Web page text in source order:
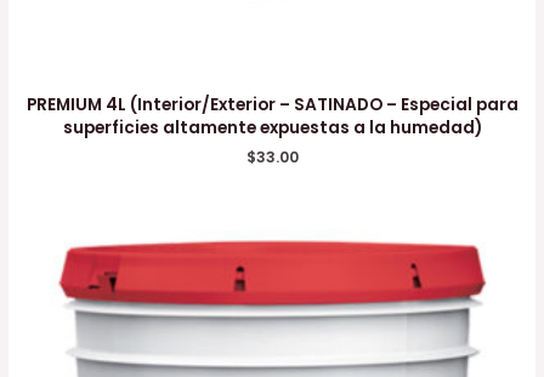
PREMIUM 4L (Interior/Exterior – SATINADO – Especial para
superficies altamente expuestas a la humedad)
$33.00